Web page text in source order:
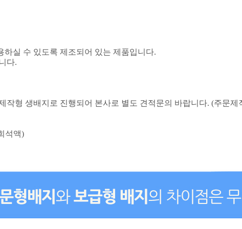
실 수 있도록 제조되어 있는 제품입니다.
다.
작형 생배지로 진행되어 본사로 별도 견적문의 바랍니다. (주문제
석액)